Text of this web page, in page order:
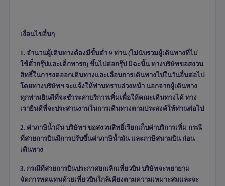
เงื่อนไขอื่นๆ
1. จำนวนผู้เดินทางต้องมีขั้นต่ำ 9 ท่าน (ไม่นับรวมผู้เดินทางที่ไม่
ใช้ตั๋วกรุ๊ปและเด็กทารก) ขึ้นไปต่อกรุ๊ป มิฉะนั้น ทางบริษัทขอสงวน
สิทธิ์ในการงดออกเดินทางและเลื่อนการเดินทางไปในวันอื่นต่อไป
โดยทางบริษัทฯ จะแจ้งให้ท่านทราบล่วงหน้า นอกจากผู้เดินทาง
ทุกท่านยินดีที่จะชำระค่าบริการเพิ่มเพื่อให้คณะเดินทางได้ ทาง
เรายินดีที่จะประสานงานในการเดินทางตามประสงค์ให้ท่านต่อไป
2. ค่าภาษีน้ำมัน บริษัทฯ ขอสงวนสิทธิ์เรียกเก็บค่าบริการเพิ่ม กรณี
ที่สายการบินมีการปรับขึ้นค่าภาษีน้ำมัน และภาษีสนามบิน ก่อน
เดินทาง
3. กรณีที่สายการบินประกาศยกเลิกเที่ยวบิน บริษัทจะพยายาม
จัดการทดแทนด้วยเที่ยวบินใกล้เคียงตามความเหมาะสมและจะ